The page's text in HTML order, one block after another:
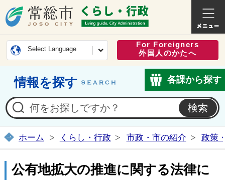
常総市公式ホームページ
くらし
Select Language
For Foreigners
外国人のかたへ
情報を探す 各課から探す
ホーム くらし・行政 市政・市の紹介 政策
公有地拡大の推進に関する法律に